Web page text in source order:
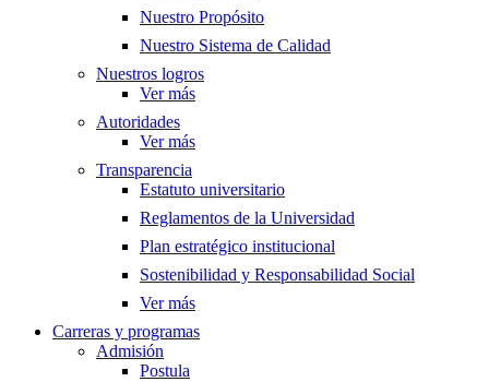
Nuestro Propósito
Nuestro Sistema de Calidad
Nuestros logros
Ver más
Autoridades
Ver más
Transparencia
Estatuto universitario
Reglamentos de la Universidad
Plan estratégico institucional
Sostenibilidad y Responsabilidad Social
Ver más
Carreras y programas
Admisión
Postula